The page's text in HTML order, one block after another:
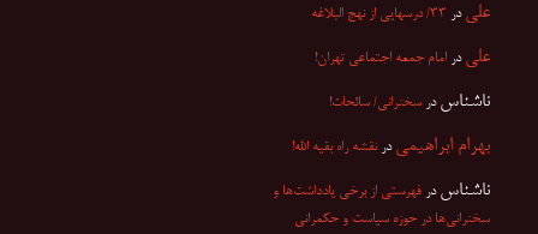
علی در ۳۳/ درسهایی از نهج البلاغه
علی در امام جمعه اجتماعی تهران!
ناشناس در سخنرانی/ سائحات!
بهرام ابراهیمی درنقشه راه بقیه الله!
ناشناس در فهرستی از برخی یادداشت‌ها و
سخنرانی‌ها در حوزه سیاست و حکمرانی